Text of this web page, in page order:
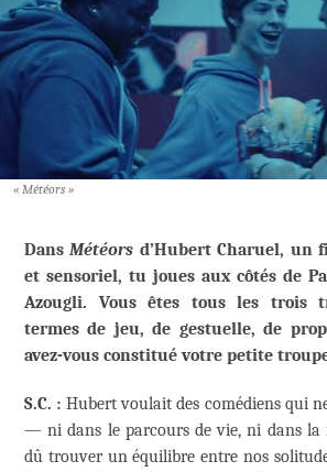
« Météors »
DansMétéors d’Hubert Charuel, un
et sensoriel, tu joues aux côtés de
Azougli. Vous êtes tous les trois
termes de jeu, de gestuelle, de
avez-vous constitué votre petite
S.C. : Hubert voulait des comédiens qui
— ni dans le parcours de vie, ni dans la
dû trouver un équilibre entre nos